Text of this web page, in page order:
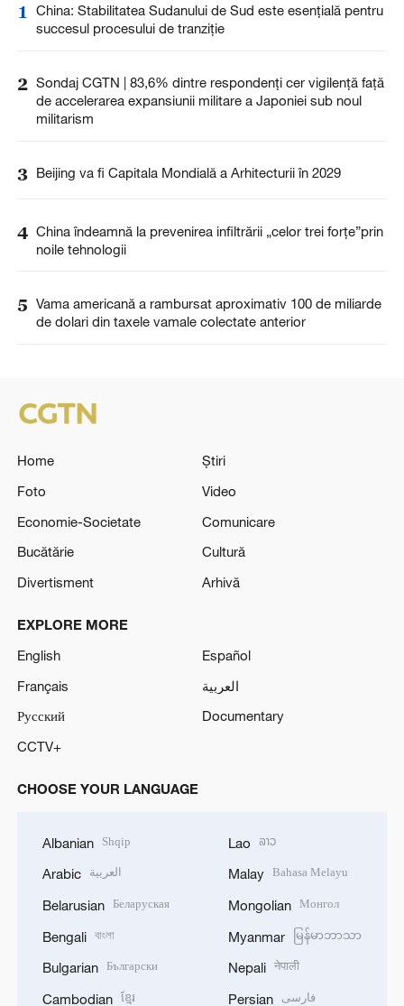
1
China: Stabilitatea Sudanului de Sud este esențială pentru
succesul procesului de tranziție
2 Sondaj CGTN | 83,6% dintre respondenți cer vigilență față
de accelerarea expansiunii militare a Japoniei sub noul
militarism
3 Beijing va fi Capitala Mondială a Arhitecturii în 2029
4 China îndeamnă la prevenirea infiltrării „celor trei forțe”prin
noile tehnologii
5 Vama americană a rambursat aproximativ 100 de miliarde
de dolari din taxele vamale colectate anterior
Home
Știri
Foto
Video
Economie-Societate
Comunicare
Bucătărie
Cultură
Divertisment
Arhivă
EXPLORE MORE
English
Español
Français
العربية
Русский
Documentary
CCTV+
CHOOSE YOUR LANGUAGE
Albanian Shqip
Arabic العربية
Belarusian Беларуская
Bengali বাংলা
Bulgarian Български
Cambodian ខ្មែរ
Lao ລາວ
Malay Bahasa Melayu
Mongolian Монгол
Myanmar မြန်မာဘာသာ
Nepali नेपाली
Persian فارسی